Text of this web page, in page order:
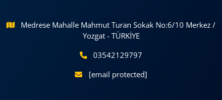
Medrese Mahalle Mahmut Turan Sokak No:6/10 Merkez /
Yozgat - TÜRKİYE
03542129797
[email protected]